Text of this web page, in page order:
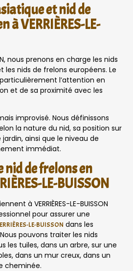
et nid de
à VERRIÈRES-LE-
nous prenons en charge les nids
les nids de frelons européens. Le
l’attention en
et de sa proximité avec les
improvisé. Nous définissons
la nature du nid, sa position sur
ainsi que le niveau de
immédiat.
de frelons en
LE-BUISSON
à VERRIÈRES-LE-BUISSON
pour assurer une
LE-BUISSON dans les
pouvons traiter les nids
les tuiles, dans un arbre, sur une
dans un mur creux, dans un
cheminée.